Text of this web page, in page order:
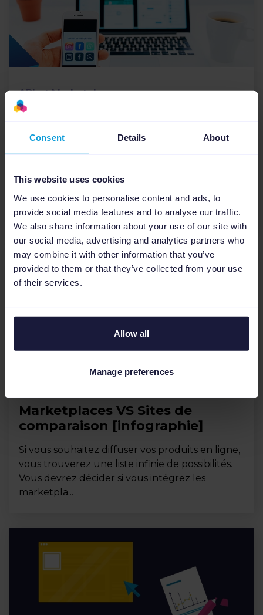
Consent Details About
This website uses cookies
We use cookies to personalise content and ads, to
provide social media features and to analyse our traffic.
We also share information about your use of our site with
our social media, advertising and analytics partners who
may combine it with other information that you’ve
provided to them or that they’ve collected from your use
of their services.
Allow all
Manage preferences
API et Marketplaces
Facebook Shops : pourquoi
intégrer la fonctionnalité à
lancement de sa toute nouvelle fonctionnalité :
les Facebook Shops. Objectif : profiter de l’essor
du e-com...
Marketplaces VS Sites de
comparaison [infographie]
Si vous souhaitez diffuser vos produits en ligne,
vous trouverez une liste infinie de possibilités.
Vous devrez décider si vous intégrez les
marketpla...